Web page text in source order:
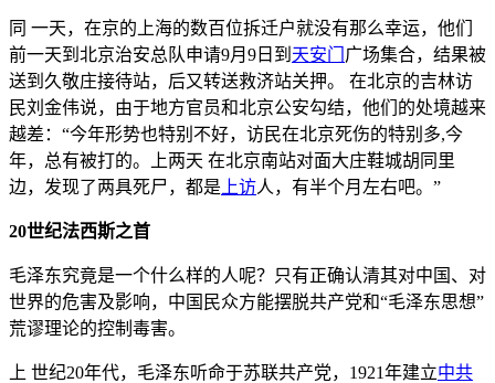
同 一天，在京的上海的数百位拆迁户就没有那么幸运，他们
前一天到北京治安总队申请9月9日到 天安门 广场集合，结果被
送到久敬庄接待站，后又转送救济站关押。 在北京的吉林访
民刘金伟说，由于地方官员和北京公安勾结，他们的处境越来
越差：“今年形势也特别不好，访民在北京死伤的特别多,今
年，总有被打的。上两天 在北京南站对面大庄鞋城胡同里
边，发现了两具死尸，都是 上访人，有半个月左右吧。”
20世纪法西斯之首
毛泽东究竟是一个什么样的人呢？只有正确认清其对中国、对
世界的危害及影响，中国民众方能摆脱共产党和“毛泽东思想”
荒谬理论的控制毒害。
上 世纪20年代，毛泽东听命于苏联共产党，1921年建立中共